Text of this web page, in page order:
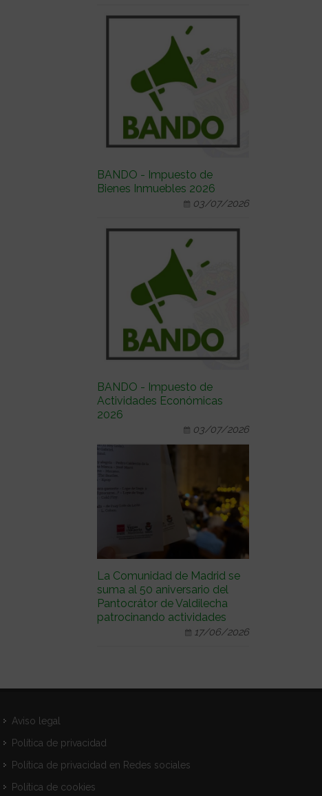
BANDO - Impuesto de
Bienes Inmuebles 2026
03/07/2026
BANDO - Impuesto de
Actividades Económicas
2026
03/07/2026
La Comunidad de Madrid se
suma al 50 aniversario del
Pantocrátor de Valdilecha
patrocinando actividades
17/06/2026
Aviso legal
Política de privacidad
Política de privacidad en Redes sociales
Política de cookies